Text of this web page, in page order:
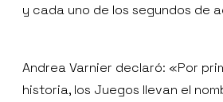
y cada uno de los segundos de
Andrea Varnier declaró: «Por
historia, los Juegos llevan el